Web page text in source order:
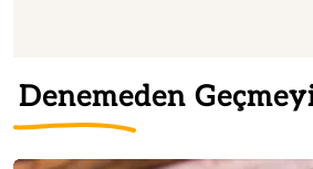
Denemeden